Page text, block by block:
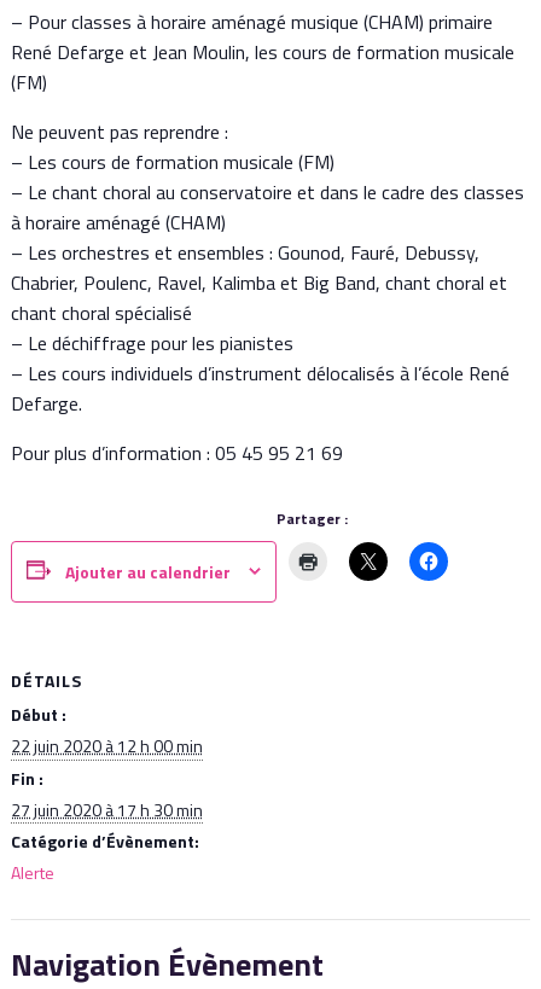
– Pour classes à horaire aménagé musique (CHAM) primaire
René Defarge et Jean Moulin, les cours de formation musicale
(FM)
Ne peuvent pas reprendre :
– Les cours de formation musicale (FM)
– Le chant choral au conservatoire et dans le cadre des classes
à horaire aménagé (CHAM)
– Les orchestres et ensembles : Gounod, Fauré, Debussy,
Chabrier, Poulenc, Ravel, Kalimba et Big Band, chant choral et
chant choral spécialisé
– Le déchiffrage pour les pianistes
– Les cours individuels d’instrument délocalisés à l’école René
Defarge.
Pour plus d’information : 05 45 95 21 69
Ajouter au calendrier
DÉTAILS
Début :
22 juin 2020 à 12 h 00 min
Fin :
27 juin 2020 à 17 h 30 min
Catégorie d’Évènement:
Alerte
Partager :
Navigation Évènement